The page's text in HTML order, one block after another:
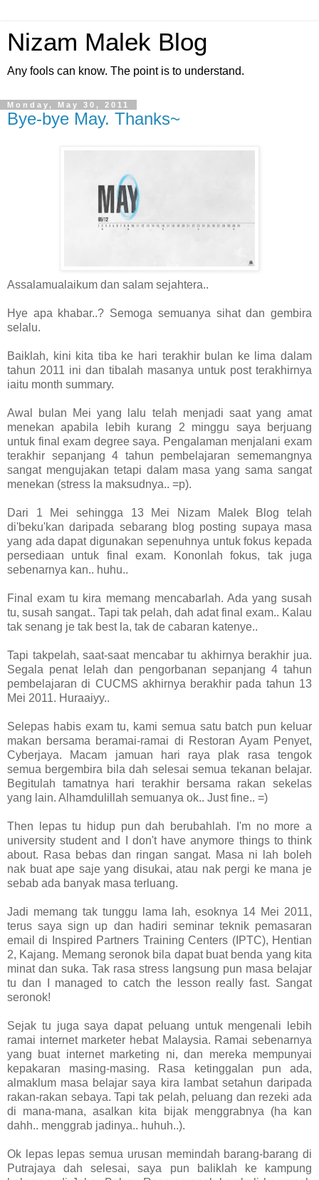
Nizam Malek Blog
Any fools can know. The point is to understand.
Monday, May 30, 2011
Bye-bye May. Thanks~
Assalamualaikum dan salam sejahtera..
Hye apa khabar..? Semoga semuanya sihat dan gembira
selalu.
Baiklah, kini kita tiba ke hari terakhir bulan ke lima dalam
tahun 2011 ini dan tibalah masanya untuk post terakhirnya
iaitu month summary.
Awal bulan Mei yang lalu telah menjadi saat yang amat
menekan apabila lebih kurang 2 minggu saya berjuang
untuk final exam degree saya. Pengalaman menjalani exam
terakhir sepanjang 4 tahun pembelajaran sememangnya
sangat mengujakan tetapi dalam masa yang sama sangat
menekan (stress la maksudnya.. =p).
Dari 1 Mei sehingga 13 Mei Nizam Malek Blog telah
di'beku'kan daripada sebarang blog posting supaya masa
yang ada dapat digunakan sepenuhnya untuk fokus kepada
persediaan untuk final exam. Kononlah fokus, tak juga
sebenarnya kan.. huhu..
Final exam tu kira memang mencabarlah. Ada yang susah
tu, susah sangat.. Tapi tak pelah, dah adat final exam.. Kalau
tak senang je tak best la, tak de cabaran katenye..
Tapi takpelah, saat-saat mencabar tu akhirnya berakhir jua.
Segala penat lelah dan pengorbanan sepanjang 4 tahun
pembelajaran di CUCMS akhirnya berakhir pada tahun 13
Mei 2011. Huraaiyy..
Selepas habis exam tu, kami semua satu batch pun keluar
makan bersama beramai-ramai di Restoran Ayam Penyet,
Cyberjaya. Macam jamuan hari raya plak rasa tengok
semua bergembira bila dah selesai semua tekanan belajar.
Begitulah tamatnya hari terakhir bersama rakan sekelas
yang lain. Alhamdulillah semuanya ok.. Just fine.. =)
Then lepas tu hidup pun dah berubahlah. I'm no more a
university student and I don't have anymore things to think
about. Rasa bebas dan ringan sangat. Masa ni lah boleh
nak buat ape saje yang disukai, atau nak pergi ke mana je
sebab ada banyak masa terluang.
Jadi memang tak tunggu lama lah, esoknya 14 Mei 2011,
terus saya sign up dan hadiri seminar teknik pemasaran
email di Inspired Partners Training Centers (IPTC), Hentian
2, Kajang. Memang seronok bila dapat buat benda yang kita
minat dan suka. Tak rasa stress langsung pun masa belajar
tu dan I managed to catch the lesson really fast. Sangat
seronok!
Sejak tu juga saya dapat peluang untuk mengenali lebih
ramai internet marketer hebat Malaysia. Ramai sebenarnya
yang buat internet marketing ni, dan mereka mempunyai
kepakaran masing-masing. Rasa ketinggalan pun ada,
almaklum masa belajar saya kira lambat setahun daripada
rakan-rakan sebaya. Tapi tak pelah, peluang dan rezeki ada
di mana-mana, asalkan kita bijak menggrabnya (ha kan
dahh.. menggrab jadinya.. huhuh..).
Ok lepas lepas semua urusan memindah barang-barang di
Putrajaya dah selesai, saya pun baliklah ke kampung